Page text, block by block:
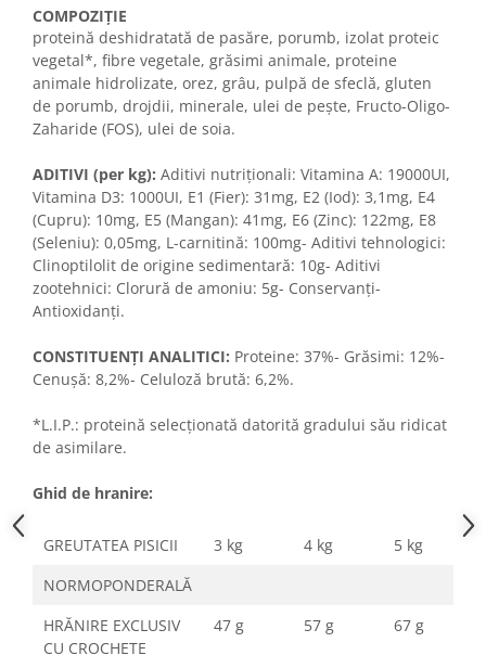
COMPOZIŢIE
proteină deshidratată de pasăre, porumb, izolat proteic
vegetal*, fibre vegetale, grăsimi animale, proteine
animale hidrolizate, orez, grâu, pulpă de sfeclă, gluten
de porumb, drojdii, minerale, ulei de peşte, Fructo-Oligo-
Zaharide (FOS), ulei de soia.
ADITIVI (per kg): Aditivi nutriţionali: Vitamina A: 19000UI,
Vitamina D3: 1000UI, E1 (Fier): 31mg, E2 (Iod): 3,1mg, E4
(Cupru): 10mg, E5 (Mangan): 41mg, E6 (Zinc): 122mg, E8
(Seleniu): 0,05mg, L-carnitină: 100mg- Aditivi tehnologici:
Clinoptilolit de origine sedimentară: 10g- Aditivi
zootehnici: Clorură de amoniu: 5g- Conservanţi-
Antioxidanţi.
CONSTITUENŢI ANALITICI: Proteine: 37%- Grăsimi: 12%-
Cenuşă: 8,2%- Celuloză brută: 6,2%.
*L.I.P.: proteină selecţionată datorită gradului său ridicat
de asimilare.
Ghid de hranire:
GREUTATEA PISICII 3 kg 4 kg 5 kg
NORMOPONDERALĂ
HRĂNIRE EXCLUSIV
CU CROCHETE
47 g 57 g 67 g